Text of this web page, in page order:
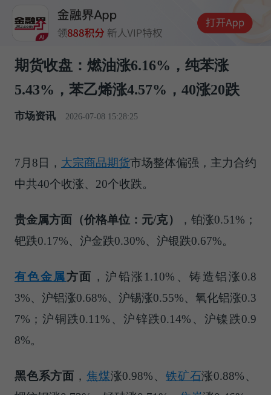
期货收盘：燃油涨6.16%，纯苯涨
5.43%，苯乙烯涨4.57%，40涨20跌
市场资讯 2026-07-08 15:28:25
7月8日， 大宗商品期货市场整体偏强，主力合约
中共40个收涨、20个收跌。
贵金属方面（价格单位：元/克）
，铂涨0.51%；
钯跌0.17%、沪金跌0.30%、沪银跌0.67%。
有色金属方面 ，沪铅涨1.10%、铸造铝涨0.8
3%、沪铝涨0.68%、沪锡涨0.55%、氧化铝涨0.3
7%；沪铜跌0.11%、沪锌跌0.14%、沪镍跌0.9
8%。
黑色系方面 ， 焦煤涨0.98%、 铁矿石涨0.88%、